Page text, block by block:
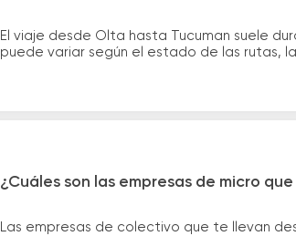
El viaje desde Olta hasta Tucuman suele
puede variar según el estado de las rutas,
¿Cuáles son las empresas de micro
Las empresas de colectivo que te llevan